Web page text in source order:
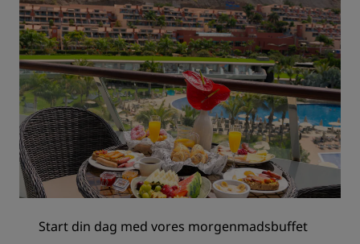
Start din dag med vores morgenmadsbuffet